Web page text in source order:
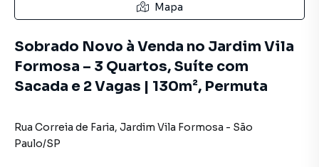
Mapa
Sobrado Novo à Venda no Jardim Vila
Formosa – 3 Quartos, Suíte com
Sacada e 2 Vagas | 130m², Permuta
Rua Correia de Faria, Jardim Vila Formosa - São
Paulo/SP